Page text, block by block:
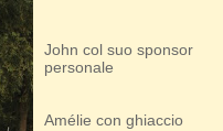
John col suo sponsor
personale
Amélie con ghiaccio